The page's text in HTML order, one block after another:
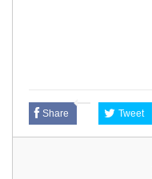
Share Tweet